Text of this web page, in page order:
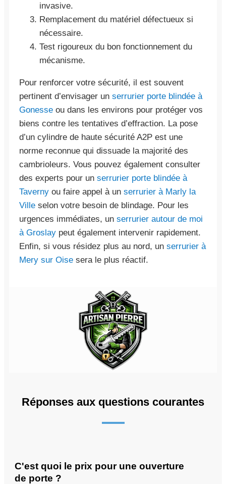
invasive.
Remplacement du matériel défectueux si
nécessaire.
Test rigoureux du bon fonctionnement du
mécanisme.
Pour renforcer votre sécurité, il est souvent
pertinent d’envisager un serrurier porte blindée à
Gonesse ou dans les environs pour protéger vos
biens contre les tentatives d’effraction. La pose
d’un cylindre de haute sécurité A2P est une
norme reconnue qui dissuade la majorité des
cambrioleurs. Vous pouvez également consulter
des experts pour un serrurier porte blindée à
Taverny ou faire appel à un serrurier à Marly la
Ville selon votre besoin de blindage. Pour les
urgences immédiates, un serrurier autour de moi
à Groslay peut également intervenir rapidement.
Enfin, si vous résidez plus au nord, un serrurier à
Mery sur Oise sera le plus réactif.
Réponses aux questions courantes
C'est quoi le prix pour une ouverture
de porte ?